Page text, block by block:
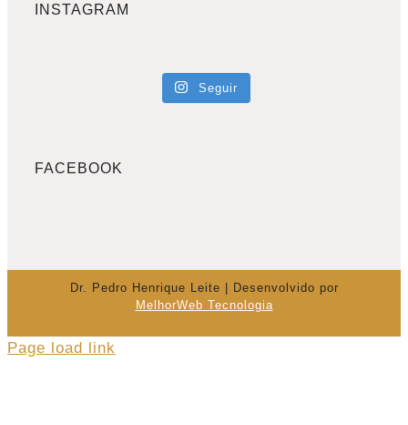
INSTAGRAM
Seguir
FACEBOOK
Dr. Pedro Henrique Leite | Desenvolvido por
MelhorWeb Tecnologia
Page load link